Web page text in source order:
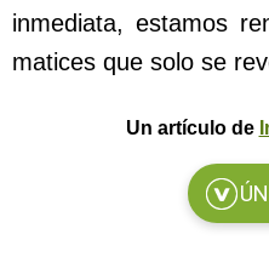
inmediata, estamos
matices que solo se
Un artículo de